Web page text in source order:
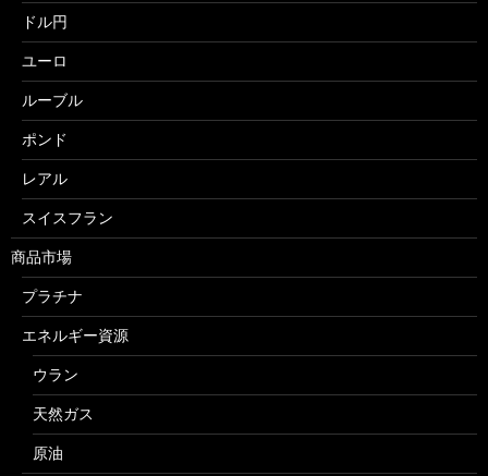
ドル円
ユーロ
ルーブル
ポンド
レアル
スイスフラン
商品市場
プラチナ
エネルギー資源
ウラン
天然ガス
原油